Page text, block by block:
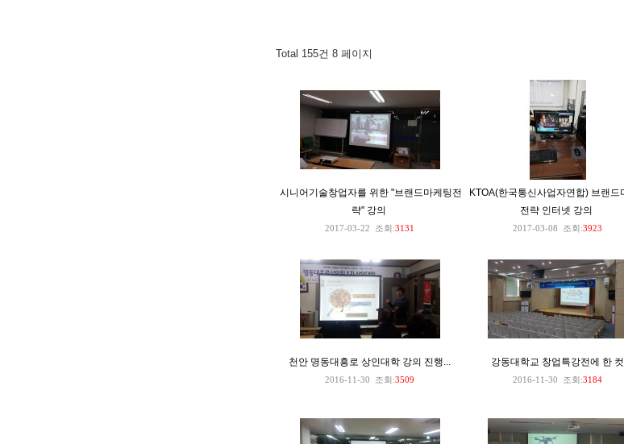
Total 155건 8 페이지
시니어기술창업자를 위한 "브랜드마케팅전
략" 강의
2017-03-22 조회:3131
KTOA(한국통신사업자연합) 브랜드
전략 인터넷 강의
2017-03-08 조회:3923
천안 명동대흥로 상인대학 강의 진행...
2016-11-30 조회:3509
강동대학교 창업특강전에 한 컷
2016-11-30 조회:3184